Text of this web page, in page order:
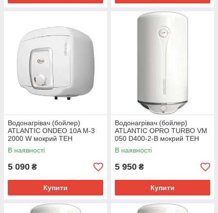
Водонагрівач (бойлер)
ATLANTIC ONDEO 10A M-3
2000 W мокрий ТЕН
В наявності
5 090 ₴
Купити
Водонагрівач (бойлер)
ATLANTIC OPRO TURBO VM
050 D400-2-B мокрий ТЕН
В наявності
5 950 ₴
Купити